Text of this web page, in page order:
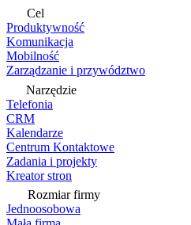
Cel
Produktywność
Komunikacja
Mobilność
Zarządzanie i przywództwo
Narzędzie
Telefonia
CRM
Kalendarze
Centrum Kontaktowe
Zadania i projekty
Kreator stron
Rozmiar firmy
Jednoosobowa